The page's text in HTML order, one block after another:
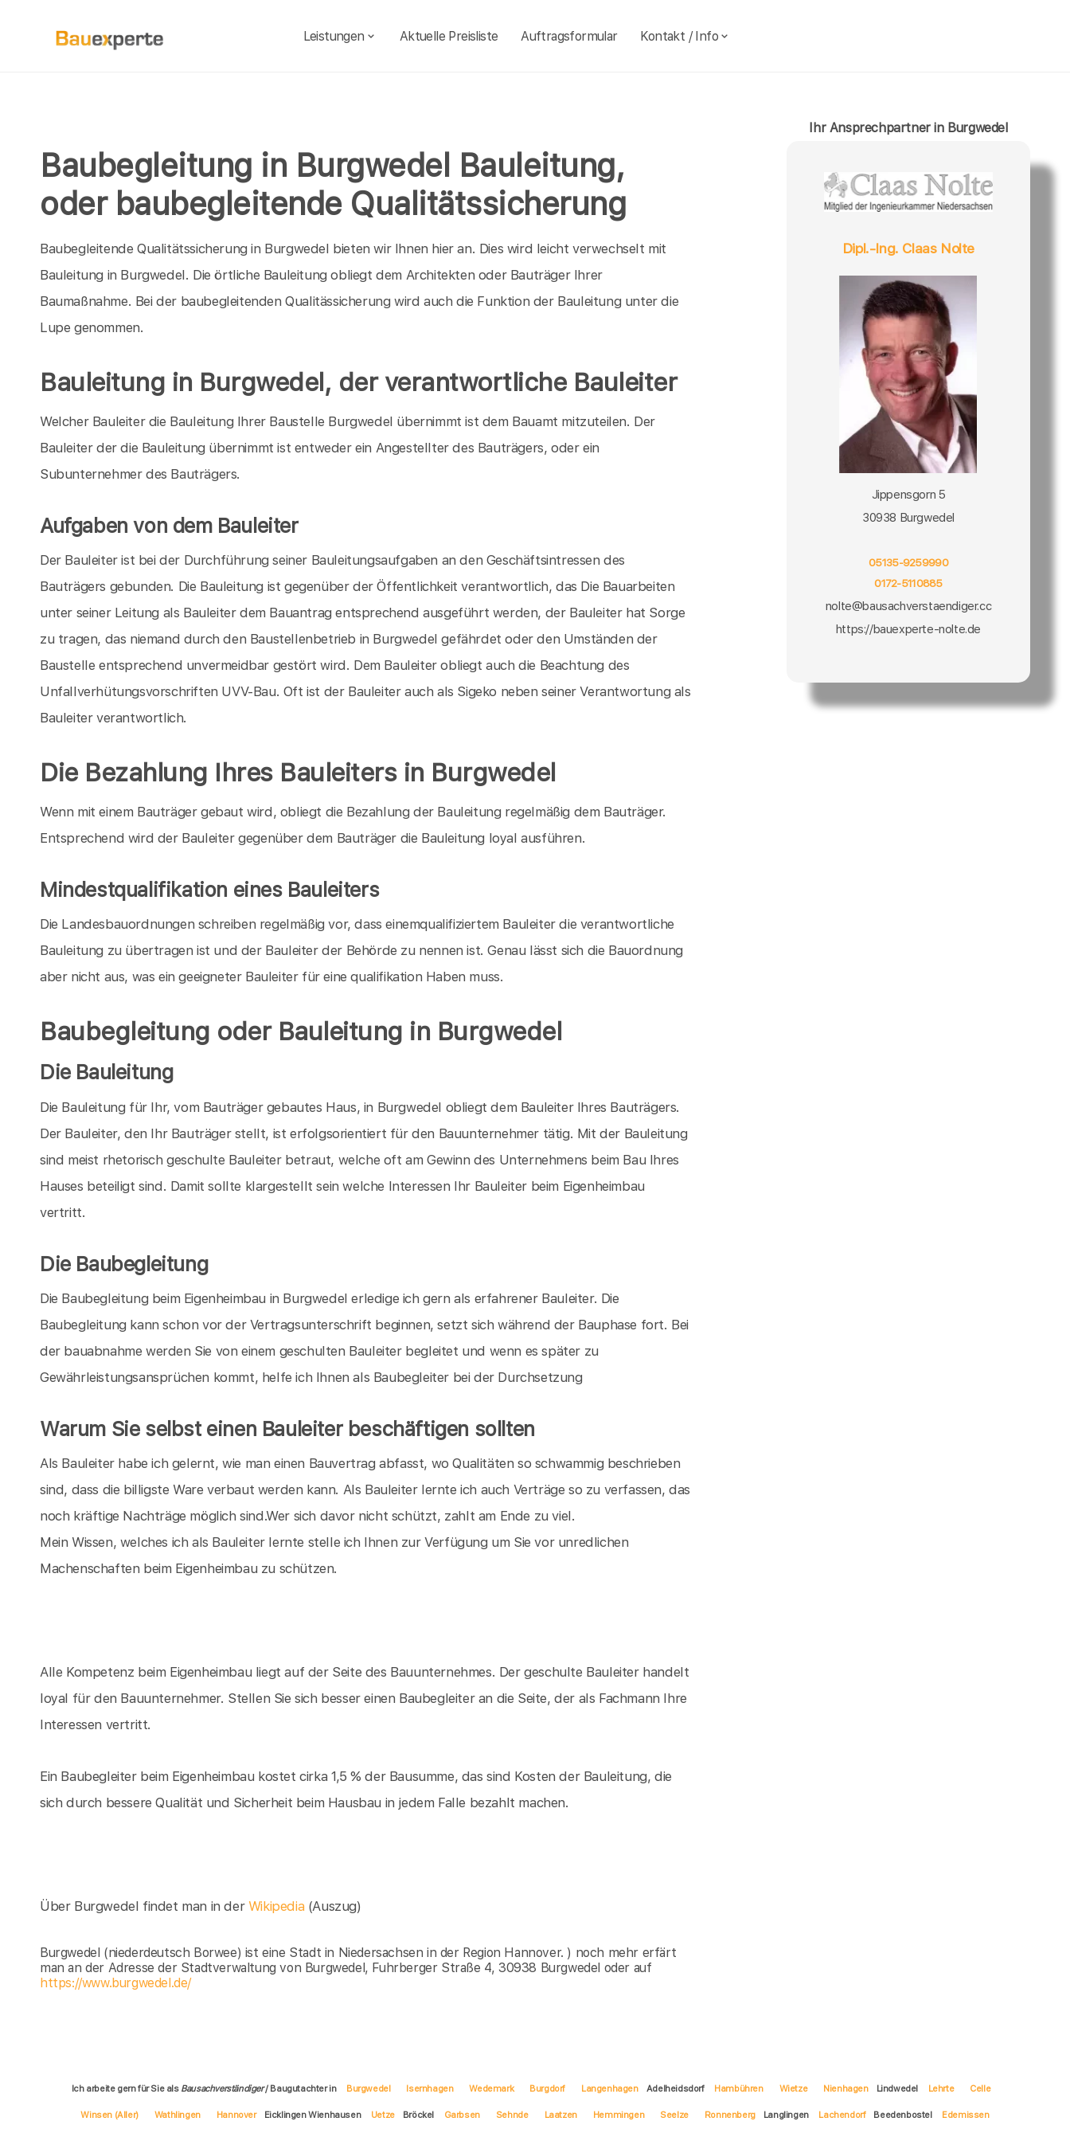
Leistungen Aktuelle Preisliste Auftragsformular Kontakt / Info
Baubegleitung in Burgwedel Bauleitung,
oder baubegleitende Qualitätssicherung
Baubegleitende Qualitätssicherung in Burgwedel bieten wir Ihnen hier an. Dies wird leicht verwechselt mit
Bauleitung in Burgwedel. Die örtliche Bauleitung obliegt dem Architekten oder Bauträger Ihrer
Baumaßnahme. Bei der baubegleitenden Qualitässicherung wird auch die Funktion der Bauleitung unter die
Lupe genommen.
Bauleitung in Burgwedel, der verantwortliche Bauleiter
Welcher Bauleiter die Bauleitung Ihrer Baustelle Burgwedel übernimmt ist dem Bauamt mitzuteilen. Der
Bauleiter der die Bauleitung übernimmt ist entweder ein Angestellter des Bauträgers, oder ein
Subunternehmer des Bauträgers.
Aufgaben von dem Bauleiter
Der Bauleiter ist bei der Durchführung seiner Bauleitungsaufgaben an den Geschäftsintressen des
Bauträgers gebunden. Die Bauleitung ist gegenüber der Öffentlichkeit verantwortlich, das Die Bauarbeiten
unter seiner Leitung als Bauleiter dem Bauantrag entsprechend ausgeführt werden, der Bauleiter hat Sorge
zu tragen, das niemand durch den Baustellenbetrieb in Burgwedel gefährdet oder den Umständen der
Baustelle entsprechend unvermeidbar gestört wird. Dem Bauleiter obliegt auch die Beachtung des
Unfallverhütungsvorschriften UVV-Bau. Oft ist der Bauleiter auch als Sigeko neben seiner Verantwortung als
Bauleiter verantwortlich.
Die Bezahlung Ihres Bauleiters in Burgwedel
Wenn mit einem Bauträger gebaut wird, obliegt die Bezahlung der Bauleitung regelmäßig dem Bauträger.
Entsprechend wird der Bauleiter gegenüber dem Bauträger die Bauleitung loyal ausführen.
Mindestqualifikation eines Bauleiters
Die Landesbauordnungen schreiben regelmäßig vor, dass einemqualifiziertem Bauleiter die verantwortliche
Bauleitung zu übertragen ist und der Bauleiter der Behörde zu nennen ist. Genau lässt sich die Bauordnung
aber nicht aus, was ein geeigneter Bauleiter für eine qualifikation Haben muss.
Baubegleitung oder Bauleitung in Burgwedel
Die Bauleitung
Die Bauleitung für Ihr, vom Bauträger gebautes Haus, in Burgwedel obliegt dem Bauleiter Ihres Bauträgers.
Der Bauleiter, den Ihr Bauträger stellt, ist erfolgsorientiert für den Bauunternehmer tätig. Mit der Bauleitung
sind meist rhetorisch geschulte Bauleiter betraut, welche oft am Gewinn des Unternehmens beim Bau Ihres
Hauses beteiligt sind. Damit sollte klargestellt sein welche Interessen Ihr Bauleiter beim Eigenheimbau
vertritt.
Die Baubegleitung
Die Baubegleitung beim Eigenheimbau in Burgwedel erledige ich gern als erfahrener Bauleiter. Die
Baubegleitung kann schon vor der Vertragsunterschrift beginnen, setzt sich während der Bauphase fort. Bei
der bauabnahme werden Sie von einem geschulten Bauleiter begleitet und wenn es später zu
Gewährleistungsansprüchen kommt, helfe ich Ihnen als Baubegleiter bei der Durchsetzung
Warum Sie selbst einen Bauleiter beschäftigen sollten
Als Bauleiter habe ich gelernt, wie man einen Bauvertrag abfasst, wo Qualitäten so schwammig beschrieben
sind, dass die billigste Ware verbaut werden kann. Als Bauleiter lernte ich auch Verträge so zu verfassen, das
noch kräftige Nachträge möglich sind.Wer sich davor nicht schützt, zahlt am Ende zu viel.
Mein Wissen, welches ich als Bauleiter lernte stelle ich Ihnen zur Verfügung um Sie vor unredlichen
Machenschaften beim Eigenheimbau zu schützen.
Alle Kompetenz beim Eigenheimbau liegt auf der Seite des Bauunternehmes. Der geschulte Bauleiter handelt
loyal für den Bauunternehmer. Stellen Sie sich besser einen Baubegleiter an die Seite, der als Fachmann Ihre
Interessen vertritt.
Ein Baubegleiter beim Eigenheimbau kostet cirka 1,5 % der Bausumme, das sind Kosten der Bauleitung, die
sich durch bessere Qualität und Sicherheit beim Hausbau in jedem Falle bezahlt machen.
Über Burgwedel findet man in der Wikipedia (Auszug)
Burgwedel (niederdeutsch Borwee) ist eine Stadt in Niedersachsen in der Region Hannover. ) noch mehr erfärt
man an der Adresse der Stadtverwaltung von Burgwedel, Fuhrberger Straße 4, 30938 Burgwedel oder auf
https://www.burgwedel.de/
Ihr Ansprechpartner in Burgwedel
Dipl.-Ing. Claas Nolte
Jippensgorn 5
30938 Burgwedel
05135-9259990
0172-5110885
nolte@bausachverstaendiger.cc
https://bauexperte-nolte.de
Ich arbeite gern für Sie als Bausachverständiger/ Baugutachter in Burgwedel Isernhagen Wedemark Burgdorf Langenhagen Adelheidsdorf Hambühren Wietze Nienhagen Lindwedel Lehrte Celle
Winsen (Aller) Wathlingen Hannover Eicklingen Wienhausen Uetze Bröckel Garbsen Sehnde Laatzen Hemmingen Seelze Ronnenberg Langlingen Lachendorf Beedenbostel Edemissen